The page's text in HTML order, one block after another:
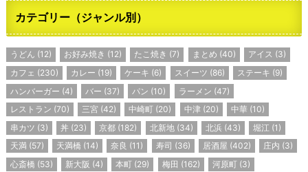
カテゴリー（ジャンル別）
うどん (12) お好み焼き (12) たこ焼き (7) まとめ (40) アイス (3)
カフェ (230) カレー (19) ケーキ (6) スイーツ (86) ステーキ (9)
ハンバーガー (4) バー (37) パン (10) ラーメン (47)
レストラン (70) 三宮 (42) 中崎町 (20) 中津(20) 中華(10)
串カツ (3) 丼 (23) 京都 (182) 北新地(34) 北浜(43) 堀江 (1)
天満 (57) 天満橋 (14) 奈良 (11) 寿司 (36) 居酒屋 (402) 庄内 (3)
心斎橋 (53) 新大阪 (4) 本町 (29) 梅田 (162) 河原町 (3)